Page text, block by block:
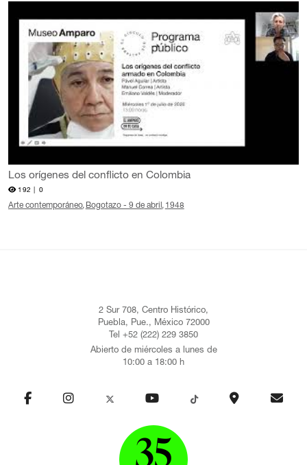
Los orígenes del conflicto en Colombia
192 | 0
Arte contemporáneo Bogotazo - 9 de abril 1948
2 Sur 708, Centro Histórico,
Puebla, Pue., México 72000
Tel +52 (222) 229 3850
Abierto de miércoles a lunes de
10:00 a 18:00 h